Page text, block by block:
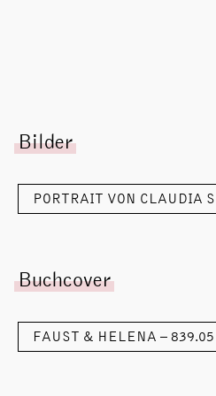
Bilder
PORTRAIT VON CLAUDIA
Buchcover
FAUST & HELENA –